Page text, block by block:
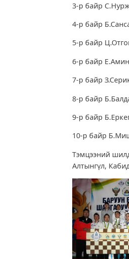
3-р байр
4-р байр
5-р байр
6-р байр
7-р байр
8-р байр
9-р байр
10-р байр
Тэмцээний
Алтынгүл,